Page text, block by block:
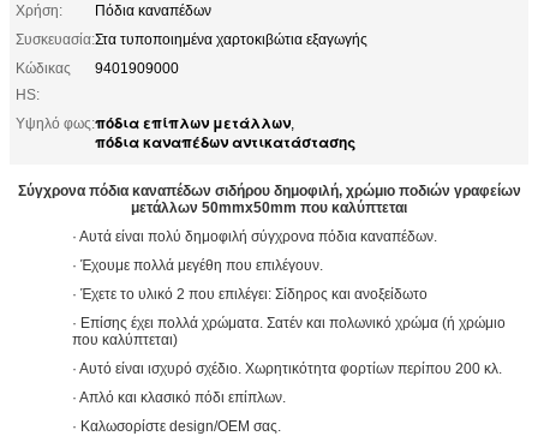
Χρήση:
Πόδια καναπέδων
Συσκευασία:Στα τυποποιημένα χαρτοκιβώτια εξαγωγής
Κώδικας
HS:
9401909000
Υψηλό φως:πόδια επίπλων μετάλλων,
πόδια καναπέδων αντικατάστασης
Σύγχρονα πόδια καναπέδων σιδήρου δημοφιλή, χρώμιο ποδιών γραφείων
μετάλλων 50mmx50mm που καλύπτεται
· Αυτά είναι πολύ δημοφιλή σύγχρονα πόδια καναπέδων.
· Έχουμε πολλά μεγέθη που επιλέγουν.
· Έχετε το υλικό 2 που επιλέγει: Σίδηρος και ανοξείδωτο
· Επίσης έχει πολλά χρώματα. Σατέν και πολωνικό χρώμα (ή χρώμιο
που καλύπτεται)
· Αυτό είναι ισχυρό σχέδιο. Χωρητικότητα φορτίων περίπου 200 κλ.
· Απλό και κλασικό πόδι επίπλων.
· Καλωσορίστε design/OEM σας.